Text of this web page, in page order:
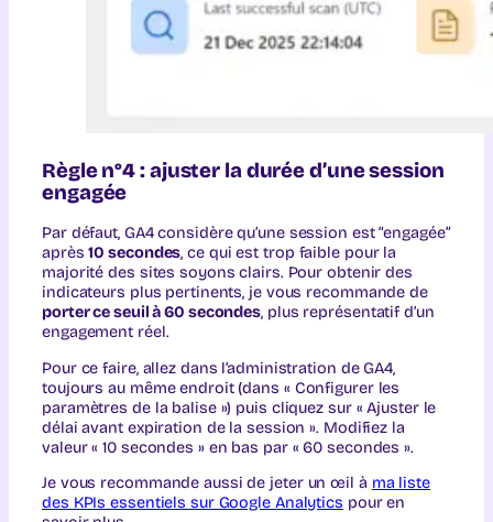
Règle n°4 : ajuster la durée d’une session
engagée
Par défaut, GA4 considère qu’une session est “engagée”
après10 secondes, ce qui est trop faible pour la
majorité des sites soyons clairs. Pour obtenir des
indicateurs plus pertinents, je vous recommande de
porter ce seuil à 60 secondes, plus représentatif d’un
engagement réel.
Pour ce faire, allez dans l’administration de GA4,
toujours au même endroit (dans « Configurer les
paramètres de la balise ») puis cliquez sur « Ajuster le
délai avant expiration de la session ». Modifiez la
valeur « 10 secondes » en bas par « 60 secondes ».
Je vous recommande aussi de jeter un œil à ma liste
des KPIs essentiels sur Google Analytics pour en